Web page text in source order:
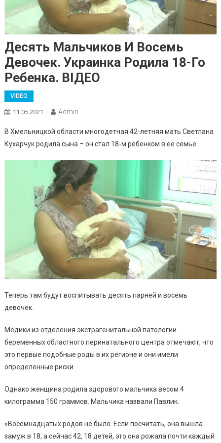
Десять Мальчиков И Восемь
Девочек. Украинка Родила 18-Го
Ребенка. ВIДЕО
VIDEO
11.05.2021 Admin
В Хмельницкой области многодетная 42-летняя мать Светлана
Кухарчук родила сына – он стал 18-м ребенком в ее семье.
Теперь там будут воспитывать десять парней и восемь
девочек.
Медики из отделения экстрагенитальной патологии
беременных областного перинатального центра отмечают, что
это первые подобные роды в их регионе и они имели
определенные риски.
Однако женщина родила здорового мальчика весом 4
килограмма 150 граммов. Мальчика назвали Павлик.
«Восемнадцатых родов не было. Если посчитать, она вышла
замуж в 18, а сейчас 42, 18 детей, это она рожала почти каждый